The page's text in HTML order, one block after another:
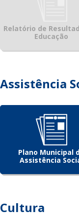
Relatório de
Educação
Assistência
Plano Municipal
Assistência
Cultura